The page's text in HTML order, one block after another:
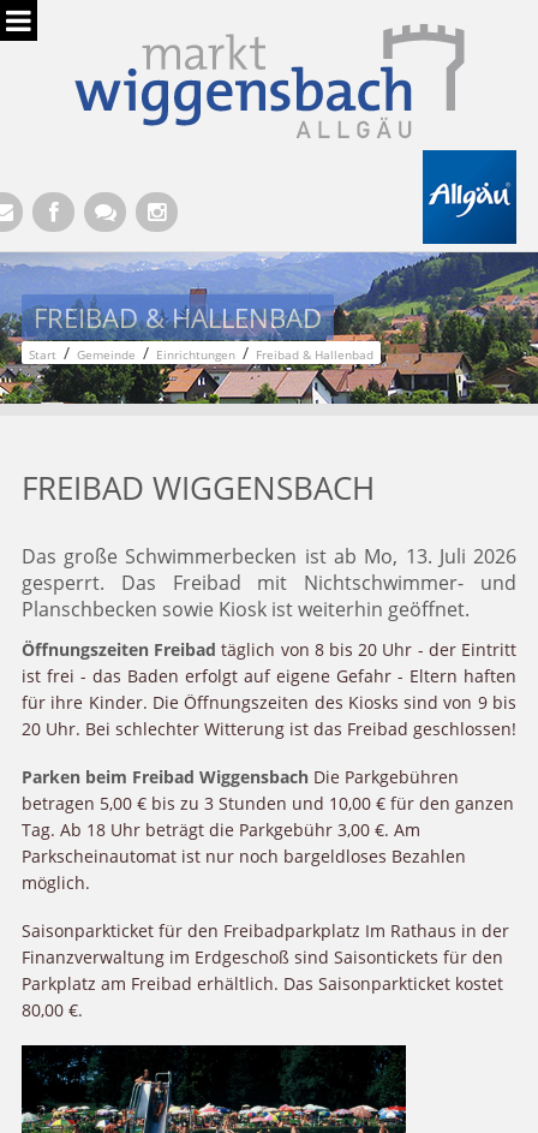
FREIBAD & HALLENBAD
Start / Gemeinde / Einrichtungen / Freibad & Hallenbad
FREIBAD WIGGENSBACH
Das große Schwimmerbecken ist ab Mo, 13. Juli 2026
gesperrt. Das Freibad mit Nichtschwimmer- und
Planschbecken sowie Kiosk ist weiterhin geöffnet.
Öffnungszeiten Freibad täglich von 8 bis 20 Uhr - der Eintritt
ist frei - das Baden erfolgt auf eigene Gefahr - Eltern haften
für ihre Kinder. Die Öffnungszeiten des Kiosks sind von 9 bis
20 Uhr. Bei schlechter Witterung ist das Freibad geschlossen!
Parken beim Freibad Wiggensbach Die Parkgebühren
betragen 5,00 € bis zu 3 Stunden und 10,00 € für den ganzen
Tag. Ab 18 Uhr beträgt die Parkgebühr 3,00 €. Am
Parkscheinautomat ist nur noch bargeldloses Bezahlen
möglich.
Saisonparkticket für den Freibadparkplatz Im Rathaus in der
Finanzverwaltung im Erdgeschoß sind Saisontickets für den
Parkplatz am Freibad erhältlich. Das Saisonparkticket kostet
80,00 €.